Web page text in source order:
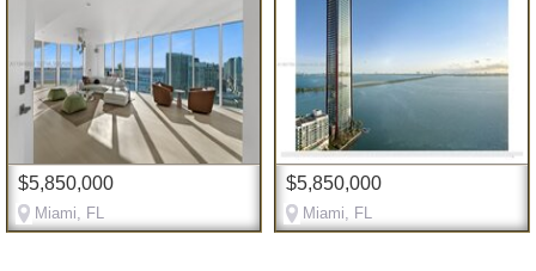
$5,850,000
Miami, FL
$5,850,000
Miami, FL